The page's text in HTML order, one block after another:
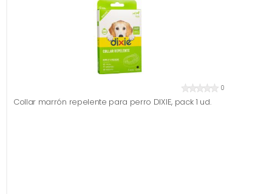
0
Collar marrón repelente para perro DIXIE, pack 1 ud.